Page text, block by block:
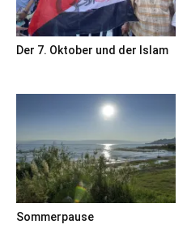
Der 7. Oktober und der Islam
Sommerpause